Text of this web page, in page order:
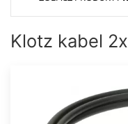
Klotz kabel